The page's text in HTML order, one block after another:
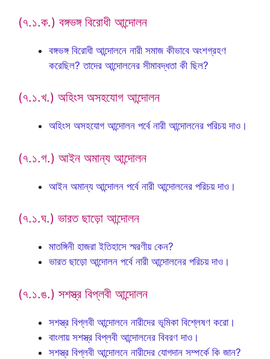
(৭.১.ক.) বঙ্গভঙ্গ বিরোধী আন্দোলন
বঙ্গভঙ্গ বিরোধী আন্দোলনে নারী সমাজ কীভাবে অংশগ্রহণ
করেছিল? তাদের আন্দোলনের সীমাবদ্ধতা কী ছিল?
(৭.১.খ.) অহিংস অসহযোগ আন্দোলন
অহিংস অসহযোগ আন্দোলন পর্বে নারী আন্দোলনের পরিচয় দাও।
(৭.১.গ.) আইন অমান্য আন্দোলন
আইন অমান্য আন্দোলন পর্বে নারী আন্দোলনের পরিচয় দাও।
(৭.১.ঘ.) ভারত ছাড়ো আন্দোলন
মাতঙ্গিনী হাজরা ইতিহাসে স্মরণীয় কেন?
ভারত ছাড়ো আন্দোলন পর্বে নারী আন্দোলনের পরিচয় দাও।
(৭.১.ঙ.) সশস্ত্র বিপ্লবী আন্দোলন
সশস্ত্র বিপ্লবী আন্দোলনে নারীদের ভূমিকা বিশ্লেষণ করো।
বাংলায় সশস্ত্র বিপ্লবী আন্দোলনের বিবরণ দাও।
সশস্ত্র বিপ্লবী আন্দোলনে নারীদের যোগদান সম্পর্কে কি জান?